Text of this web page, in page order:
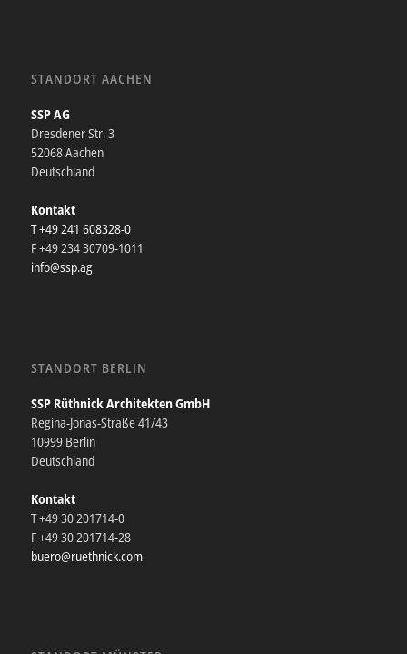
STANDORT AACHEN
SSP AG
Dresdener Str. 3
52068 Aachen
Deutschland
Kontakt
T +49 241 608328-0
F +49 234 30709-1011
info@ssp.ag
STANDORT BERLIN
SSP Rüthnick Architekten GmbH
Regina-Jonas-Straße 41/43
10999 Berlin
Deutschland
Kontakt
T +49 30 201714-0
F +49 30 201714-28
buero@ruethnick.com